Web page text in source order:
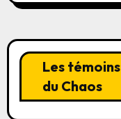
Les
du Chaos